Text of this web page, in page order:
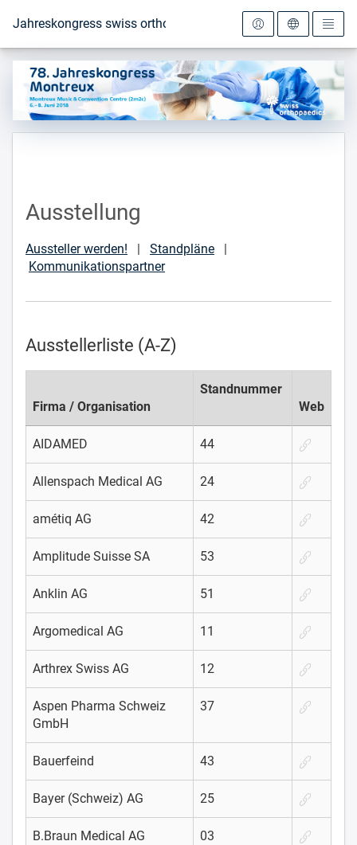
Zur Startseite
Jahreskongress swiss orthopaedics 2018
Ausstellung
Aussteller werden! | Standpläne |
Kommunikationspartner
Ausstellerliste (A-Z)
Firma / Organisation
Standnummer
Web
AIDAMED 44
Allenspach Medical AG 24
amétiq AG 42
Amplitude Suisse SA 53
Anklin AG 51
Argomedical AG 11
Arthrex Swiss AG 12
Aspen Pharma Schweiz
GmbH
37
Bauerfeind 43
Bayer (Schweiz) AG 25
B.Braun Medical AG 03